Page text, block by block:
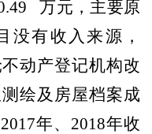
万元，主要原
没有收入来源，
动产登记机构改
绘及房屋档案成
年、2018年收